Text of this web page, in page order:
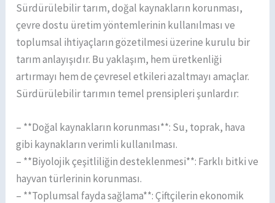
Sürdürülebilir tarım, doğal kaynakların korunması,
çevre dostu üretim yöntemlerinin kullanılması ve
toplumsal ihtiyaçların gözetilmesi üzerine kurulu bir
tarım anlayışıdır. Bu yaklaşım, hem üretkenliği
artırmayı hem de çevresel etkileri azaltmayı amaçlar.
Sürdürülebilir tarımın temel prensipleri şunlardır:
– **Doğal kaynakların korunması**: Su, toprak, hava
gibi kaynakların verimli kullanılması.
– **Biyolojik çeşitliliğin desteklenmesi**: Farklı bitki ve
hayvan türlerinin korunması.
– **Toplumsal fayda sağlama**: Çiftçilerin ekonomik